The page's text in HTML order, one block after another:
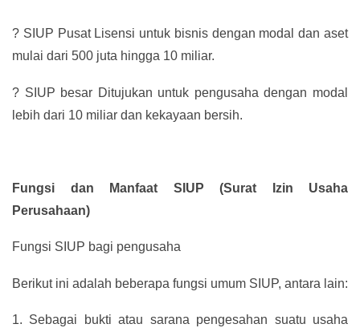
? SIUP Pusat Lisensi untuk bisnis dengan modal dan aset
mulai dari 500 juta hingga 10 miliar.
? SIUP besar Ditujukan untuk pengusaha dengan modal
lebih dari 10 miliar dan kekayaan bersih.
Fungsi dan Manfaat SIUP (Surat Izin Usaha
Perusahaan)
Fungsi SIUP bagi pengusaha
Berikut ini adalah beberapa fungsi umum SIUP, antara lain:
1. Sebagai bukti atau sarana pengesahan suatu usaha